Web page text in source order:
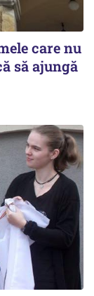
care nu
să ajungă